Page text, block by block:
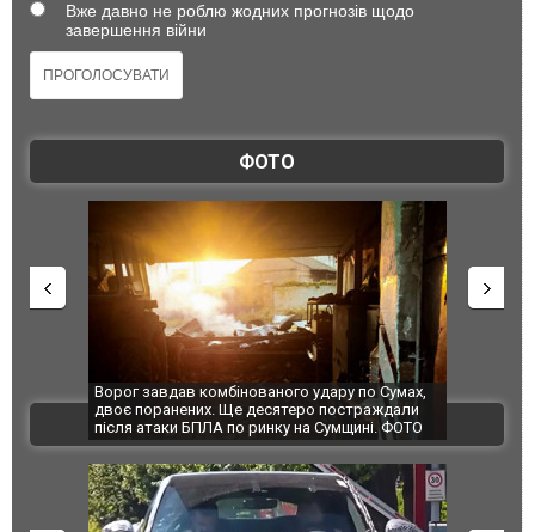
Вже давно не роблю жодних прогнозів щодо
завершення війни
ФОТО
Ворог завдав комбінованого удару по Сумах,
двоє поранених. Ще десятеро постраждали
після атаки БПЛА по ринку на Сумщині. ФОТО
За 2000
склад
ВІДЕО